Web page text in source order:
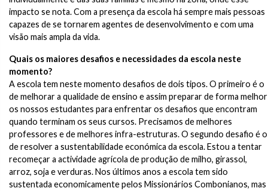
impacto se nota. Com a presença da escola há sempre mais pessoas
capazes de se tornarem agentes de desenvolvimento e com uma
visão mais ampla da vida.
Quais os maiores desafios e necessidades da escola neste
momento?
A escola tem neste momento desafios de dois tipos. O primeiro é o
de melhorar a qualidade de ensino e assim preparar de forma melhor
os nossos estudantes para enfrentar os desafios que encontram
quando terminam os seus cursos. Precisamos de melhores
professores e de melhores infra-estruturas. O segundo desafio é o
de resolver a sustentabilidade económica da escola. Estou a tentar
recomeçar a actividade agrícola de produção de milho, girassol,
arroz, soja e verduras. Nos últimos anos a escola tem sido
sustentada economicamente pelos Missionários Combonianos, mas